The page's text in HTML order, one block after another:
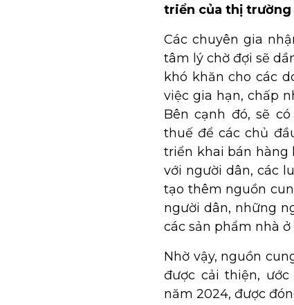
triển của thị trường
Các chuyên gia
tâm lý chờ đợi sẽ
khó khăn cho các
việc gia hạn, chấp
Bên cạnh đó, sẽ
thuế để các chủ
triển khai bán hàng
với người dân, các
tạo thêm nguồn
người dân, những
các sản phẩm nhà
Nhờ vậy, nguồn
được cải thiện,
năm 2024, được